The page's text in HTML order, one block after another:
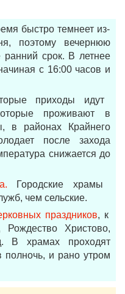
быстро темнеет из-
поэтому вечернюю
ранний срок. В летнее
с 16:00 часов и
приходы идут
проживают в
в районах Крайнего
после захода
снижается до
Городские храмы
чем сельские.
праздников, к
Рождество Христово,
В храмах проходят
и рано утром